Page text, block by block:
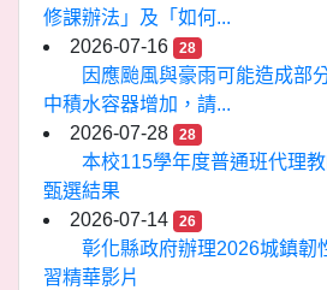
修課辦法」及「如何...
2026-07-16
28
因應颱風與豪雨可能造成部
中積水容器增加，請...
2026-07-28
28
本校115學年度普通班代理
甄選結果
2026-07-14
26
彰化縣政府辦理2026城鎮韌
習精華影片